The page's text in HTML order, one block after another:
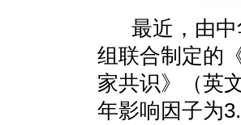
最近，由中
组联合制定的
家共识》（英
年影响因子为